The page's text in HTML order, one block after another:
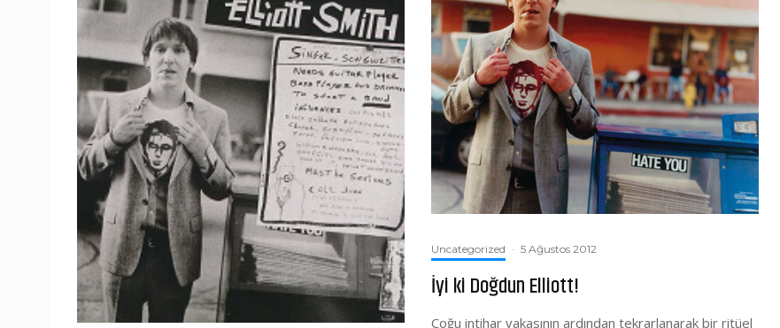
Uncategorized · 5 Ağustos 2012
İyi ki Doğdun Elliott!
Çoğu intihar vakasının ardından tekrarlanarak bir ritüel